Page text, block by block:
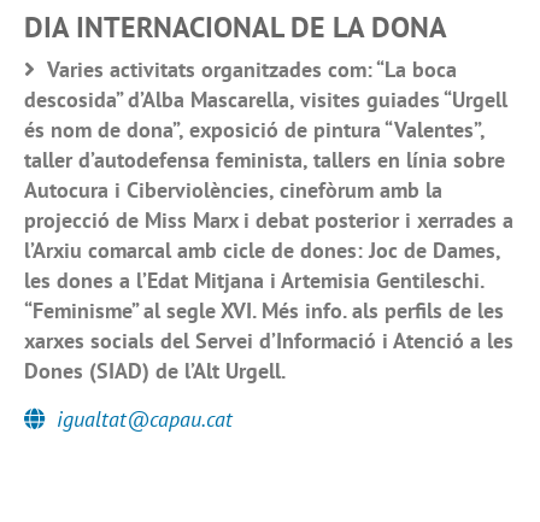
DIA INTERNACIONAL DE LA DONA
Varies activitats organitzades com: “La boca
descosida” d’Alba Mascarella, visites guiades “Urgell
és nom de dona”, exposició de pintura “Valentes”,
taller d’autodefensa feminista, tallers en línia sobre
Autocura i Ciberviolències, cinefòrum amb la
projecció de Miss Marx i debat posterior i xerrades a
l’Arxiu comarcal amb cicle de dones: Joc de Dames,
les dones a l’Edat Mitjana i Artemisia Gentileschi.
“Feminisme” al segle XVI. Més info. als perfils de les
xarxes socials del Servei d’Informació i Atenció a les
Dones (SIAD) de l’Alt Urgell.
igualtat@capau.cat